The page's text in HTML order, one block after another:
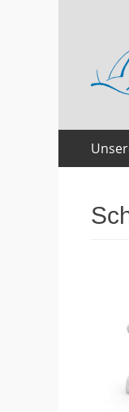
Inhalt